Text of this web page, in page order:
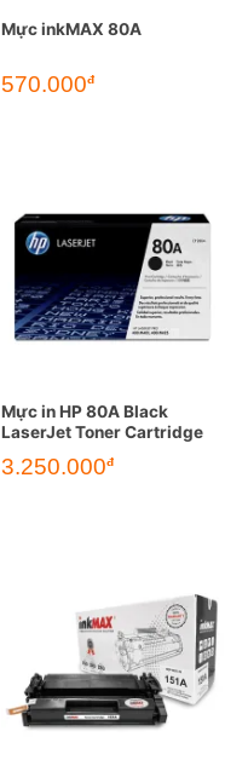
Mực inkMAX 80A
570.000đ
Mực in HP 80A Black
LaserJet Toner Cartridge
3.250.000đ